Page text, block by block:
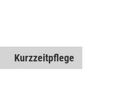
Kurzzeitpflege